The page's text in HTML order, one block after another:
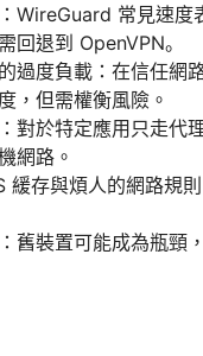
WireGuard 常見速度
回退到 OpenVPN。
過度負載：在信任網
，但需權衡風險。
對於特定應用只走代
網路。
緩存與煩人的網路規
舊裝置可能成為瓶頸